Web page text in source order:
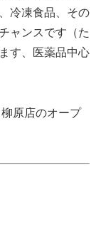
冷凍食品、その
ャンスです（た
す、医薬品中心
原店のオープ